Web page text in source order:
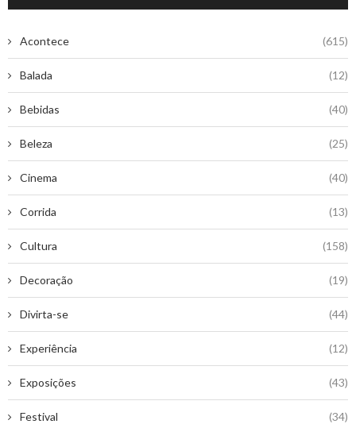
Acontece (615)
Balada (12)
Bebidas (40)
Beleza (25)
Cinema (40)
Corrida (13)
Cultura (158)
Decoração (19)
Divirta-se (44)
Experiência (12)
Exposições (43)
Festival (34)